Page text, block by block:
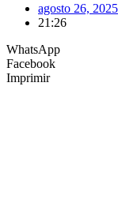
agosto 26, 2025
21:26
WhatsApp
Facebook
Imprimir